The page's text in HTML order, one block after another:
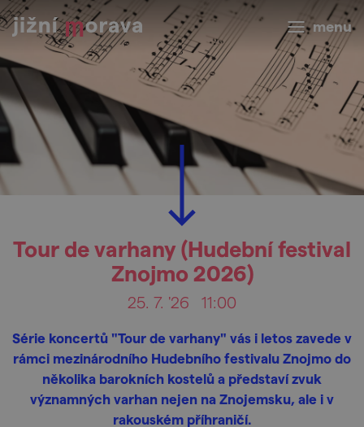
menu
Tour de varhany (Hudební festival
Znojmo 2026)
25. 7. '26 11:00
Série koncertů "Tour de varhany" vás i letos zavede v
rámci mezinárodního Hudebního festivalu Znojmo do
několika barokních kostelů a představí zvuk
významných varhan nejen na Znojemsku, ale i v
rakouském příhraničí.